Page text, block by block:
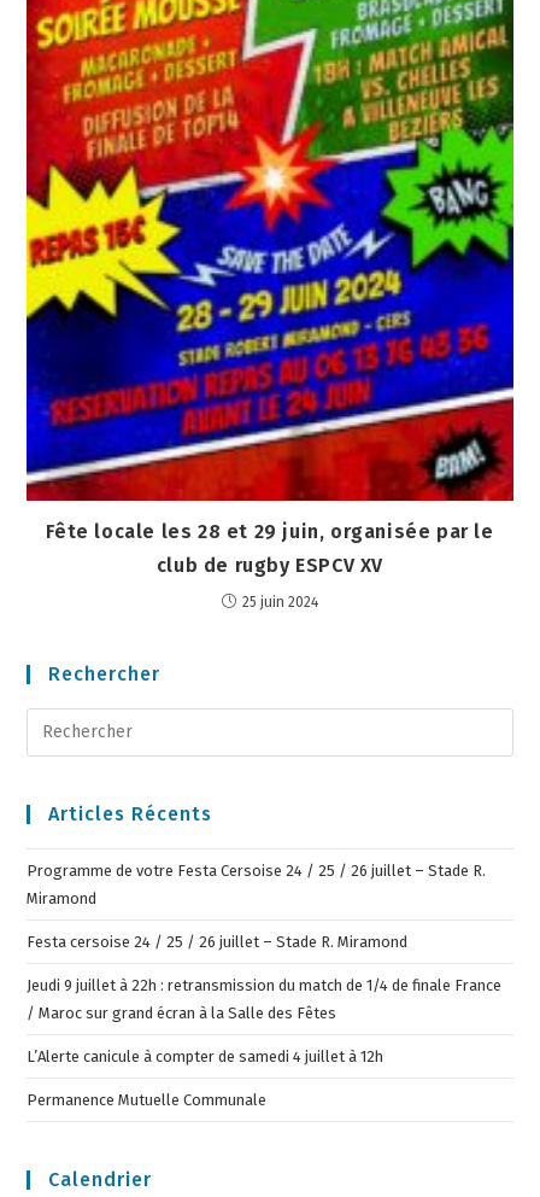
Fête locale les 28 et 29 juin, organisée par le
club de rugby ESPCV XV
25 juin 2024
Rechercher
Articles Récents
Programme de votre Festa Cersoise 24 / 25 / 26 juillet – Stade R.
Miramond
Festa cersoise 24 / 25 / 26 juillet – Stade R. Miramond
Jeudi 9 juillet à 22h : retransmission du match de 1/4 de finale France
/ Maroc sur grand écran à la Salle des Fêtes
L’Alerte canicule à compter de samedi 4 juillet à 12h
Permanence Mutuelle Communale
Calendrier